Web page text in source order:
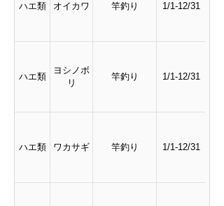
ハエ類 オイカワ 竿釣り 1/1-12/31
ハエ類
ヨシノボ
リ
竿釣り 1/1-12/31
ハエ類 ワカサギ 竿釣り 1/1-12/31